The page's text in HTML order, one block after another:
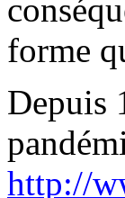
forme
Depuis
http://